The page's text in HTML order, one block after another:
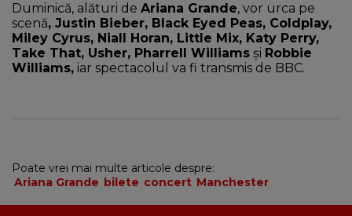
Duminică, alături de Ariana Grande, vor urca pe
scenă, Justin Bieber, Black Eyed Peas, Coldplay,
Miley Cyrus, Niall Horan, Little Mix, Katy Perry,
Take That, Usher, Pharrell Williams şi Robbie
Williams, iar spectacolul va fi transmis de BBC.
Poate vrei mai multe articole despre:
Ariana Grande bilete concert Manchester